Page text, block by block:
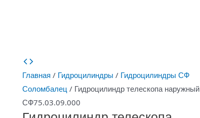
Главная / Гидроцилиндры / Гидроцилиндры СФ
Соломбалец / Гидроцилиндр телескопа наружный
СФ75.03.09.000